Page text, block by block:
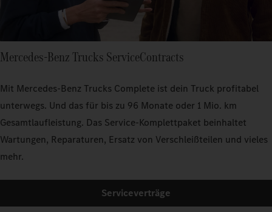
Mercedes‑Benz Trucks ServiceContracts
Mit Mercedes‑Benz Trucks Complete ist dein Truck profitabel
unterwegs. Und das für bis zu 96 Monate oder 1 Mio. km
Gesamtlaufleistung. Das Service-Komplettpaket beinhaltet
Wartungen, Reparaturen, Ersatz von Verschleißteilen und vieles
mehr.
Serviceverträge